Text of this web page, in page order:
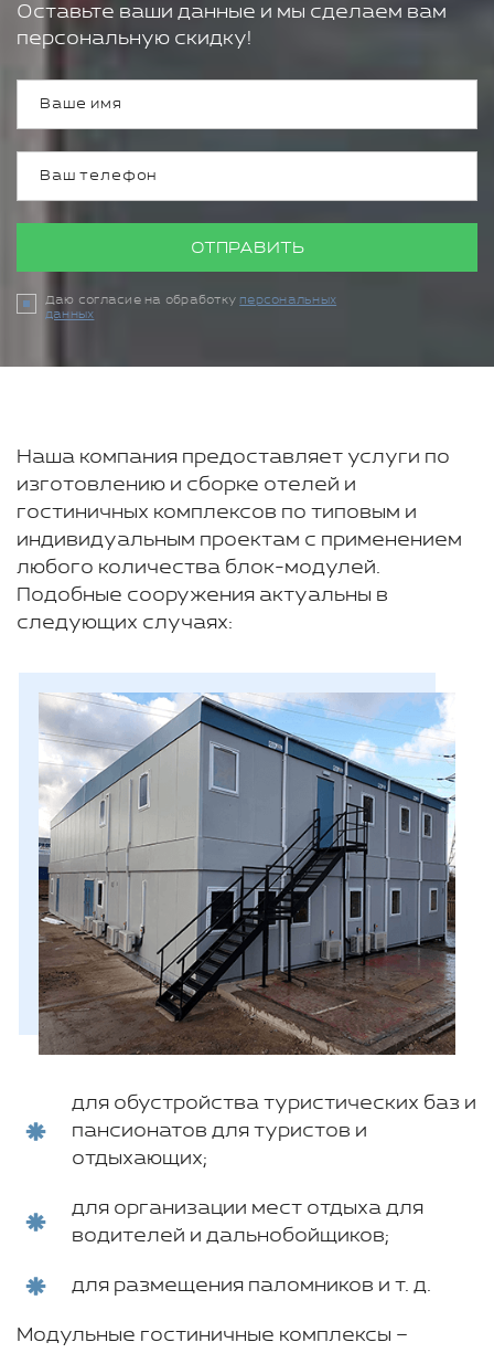
Оставьте ваши данные и мы сделаем вам
персональную скидку!
ОТПРАВИТЬ
Даю согласие на обработку персональных
данных
Наша компания предоставляет услуги по
изготовлению и сборке отелей и
гостиничных комплексов по типовым и
индивидуальным проектам с применением
любого количества блок-модулей.
Подобные сооружения актуальны в
следующих случаях:
для обустройства туристических баз и
пансионатов для туристов и
отдыхающих;
для организации мест отдыха для
водителей и дальнобойщиков;
для размещения паломников и т. д.
Модульные гостиничные комплексы –